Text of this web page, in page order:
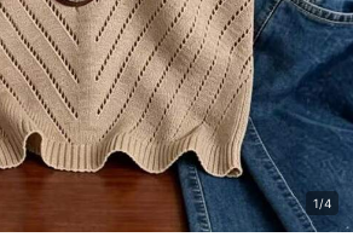
1/4